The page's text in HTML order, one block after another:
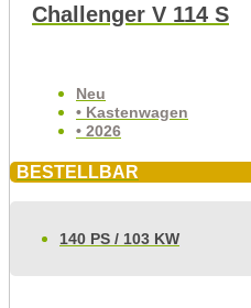
Challenger V 114 S
Neu
• Kastenwagen
• 2026
BESTELLBAR
140 PS / 103 KW